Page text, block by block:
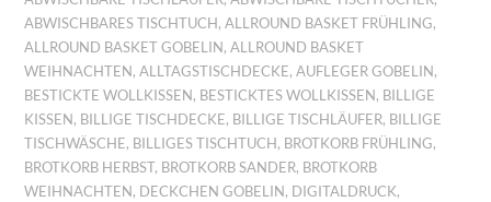
ABWISCHBARES TISCHTUCH ,ALLROUND BASKET FRÜHLING,
ALLROUND BASKET GOBELIN ,ALLROUND BASKET
WEIHNACHTEN ,ALLTAGSTISCHDECKE,AUFLEGER GOBELIN ,
BESTICKTE WOLLKISSEN , BESTICKTES WOLLKISSEN , BILLIGE
KISSEN , BILLIGE TISCHDECKE, BILLIGE TISCHLÄUFER, BILLIGE
TISCHWÄSCHE, BILLIGES TISCHTUCH , BROTKORB FRÜHLING,
BROTKORB HERBST, BROTKORB SANDER, BROTKORB
WEIHNACHTEN , DECKCHEN GOBELIN , DIGITALDRUCK,